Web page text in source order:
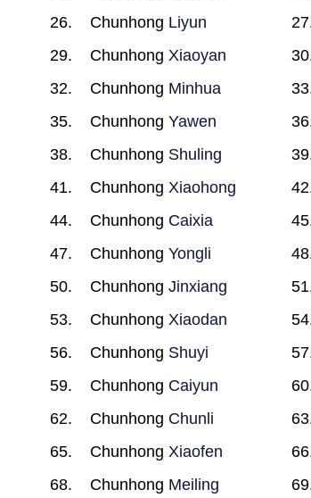
Chunhong Liyun
Chunhong Xiaoyan
Chunhong Minhua
Chunhong Yawen
Chunhong Shuling
Chunhong Xiaohong
Chunhong Caixia
Chunhong Yongli
Chunhong Jinxiang
Chunhong Xiaodan
Chunhong Shuyi
Chunhong Caiyun
Chunhong Chunli
Chunhong Xiaofen
Chunhong Meiling